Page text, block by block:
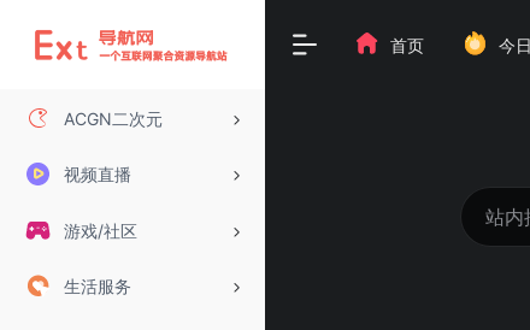
ACGN二次元
视频直播
游戏/社区
生活服务
首页 今